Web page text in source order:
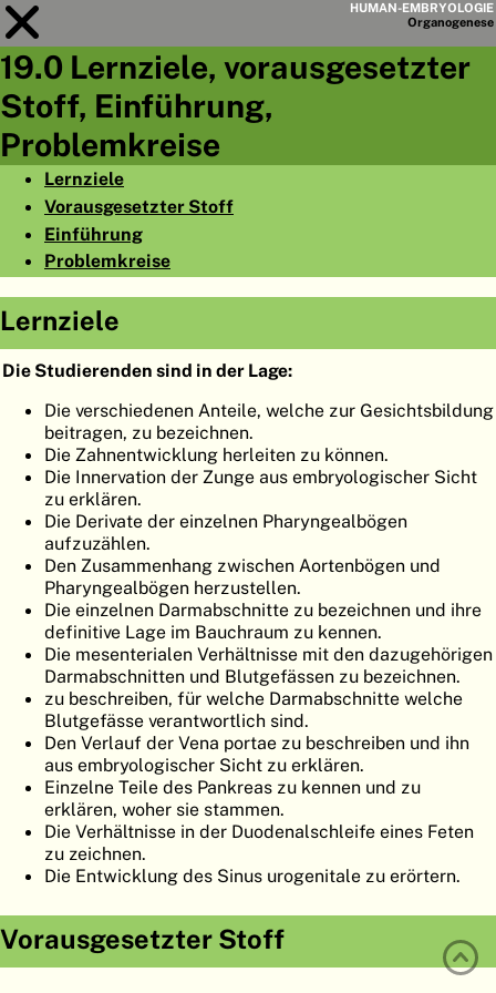
HUMAN-EMBRYOLOGIE
Organogenese
Modul
HOME
ORGANOGENESE
ATLASEMBRYOLOGY
SUCHEN
HILFE
FR
EN
19.0 Lernziele, vorausgesetzter
Stoff, Einführung,
Problemkreise
Lernziele
Vorausgesetzter Stoff
Einführung
Problemkreise
Lernziele
Die Studierenden sind in der Lage:
Die verschiedenen Anteile, welche zur Gesichtsbildung
beitragen, zu bezeichnen.
Die Zahnentwicklung herleiten zu können.
Die Innervation der Zunge aus embryologischer Sicht
zu erklären.
Die Derivate der einzelnen Pharyngealbögen
aufzuzählen.
Den Zusammenhang zwischen Aortenbögen und
Pharyngealbögen herzustellen.
Die einzelnen Darmabschnitte zu bezeichnen und ihre
definitive Lage im Bauchraum zu kennen.
Die mesenterialen Verhältnisse mit den dazugehörigen
Darmabschnitten und Blutgefässen zu bezeichnen.
zu beschreiben, für welche Darmabschnitte welche
Blutgefässe verantwortlich sind.
Den Verlauf der Vena portae zu beschreiben und ihn
aus embryologischer Sicht zu erklären.
Einzelne Teile des Pankreas zu kennen und zu
erklären, woher sie stammen.
Die Verhältnisse in der Duodenalschleife eines Feten
zu zeichnen.
Die Entwicklung des Sinus urogenitale zu erörtern.
Vorausgesetzter Stoff